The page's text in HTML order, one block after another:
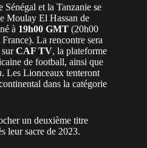
et la Tanzanie se
Moulay El Hassan de
à 19h00 GMT (20h00
La rencontre sera
surCAF TV, la plateforme
de football, ainsi que
. Les Lionceaux tenteront
dans la catégorie
un deuxième titre
leur sacre de 2023.